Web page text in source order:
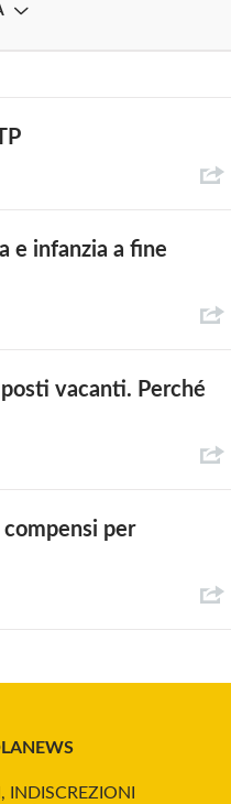
e infanzia a fine
vacanti. Perché
compensi per